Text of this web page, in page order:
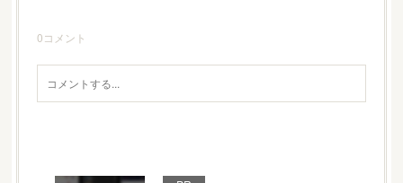
0コメント